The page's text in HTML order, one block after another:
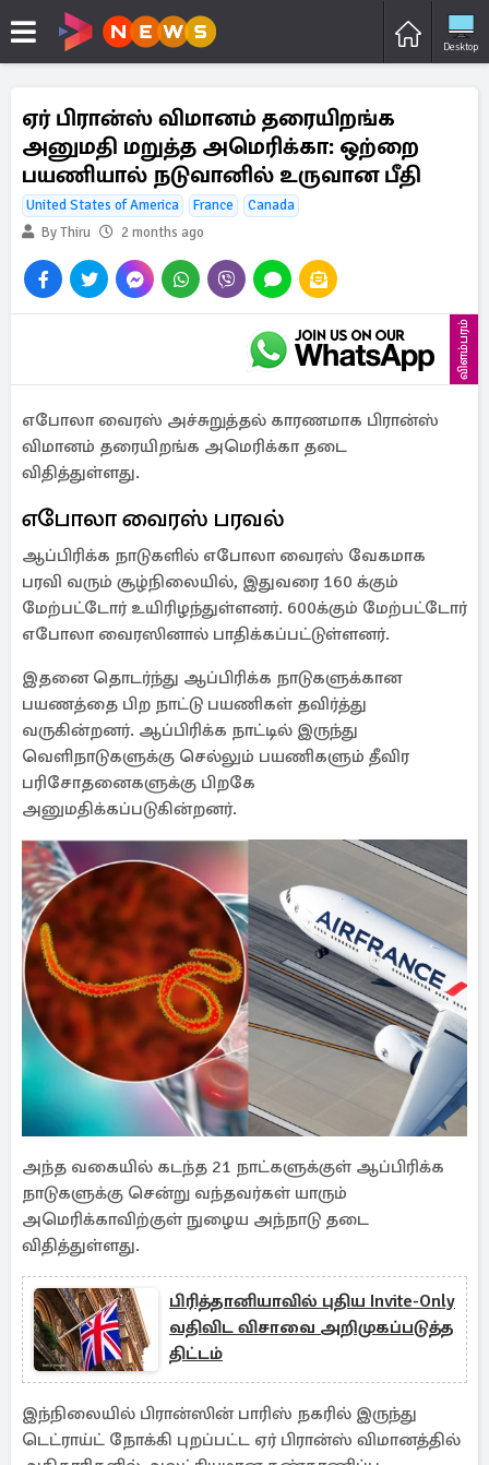
Desktop
ஏர் பிரான்ஸ் விமானம் தரையிறங்க
அனுமதி மறுத்த அமெரிக்கா: ஒற்றை
பயணியால் நடுவானில் உருவான பீதி
United States of America France
Canada
By Thiru
2 months ago
விளம்பரம்
எபோலா வைரஸ் அச்சுறுத்தல் காரணமாக பிரான்ஸ்
விமானம் தரையிறங்க அமெரிக்கா தடை
விதித்துள்ளது.
எபோலா வைரஸ் பரவல்
ஆப்பிரிக்க நாடுகளில் எபோலா வைரஸ் வேகமாக
பரவி வரும் சூழ்நிலையில், இதுவரை 160 க்கும்
மேற்பட்டோர் உயிரிழந்துள்ளனர். 600க்கும் மேற்பட்டோர்
எபோலா வைரஸினால் பாதிக்கப்பட்டுள்ளனர்.
இதனை தொடர்ந்து ஆப்பிரிக்க நாடுகளுக்கான
பயணத்தை பிற நாட்டு பயணிகள் தவிர்த்து
வருகின்றனர். ஆப்பிரிக்க நாட்டில் இருந்து
வெளிநாடுகளுக்கு செல்லும் பயணிகளும் தீவிர
பரிசோதனைகளுக்கு பிறகே
அனுமதிக்கப்படுகின்றனர்.
அந்த வகையில் கடந்த 21 நாட்களுக்குள் ஆப்பிரிக்க
நாடுகளுக்கு சென்று வந்தவர்கள் யாரும்
அமெரிக்காவிற்குள் நுழைய அந்நாடு தடை
விதித்துள்ளது.
பிரித்தானியாவில் புதிய Invite-Only
வதிவிட விசாவை அறிமுகப்படுத்த
திட்டம்
இந்நிலையில் பிரான்ஸின் பாரிஸ் நகரில் இருந்து
டெட்ராய்ட் நோக்கி புறப்பட்ட ஏர் பிரான்ஸ் விமானத்தில்